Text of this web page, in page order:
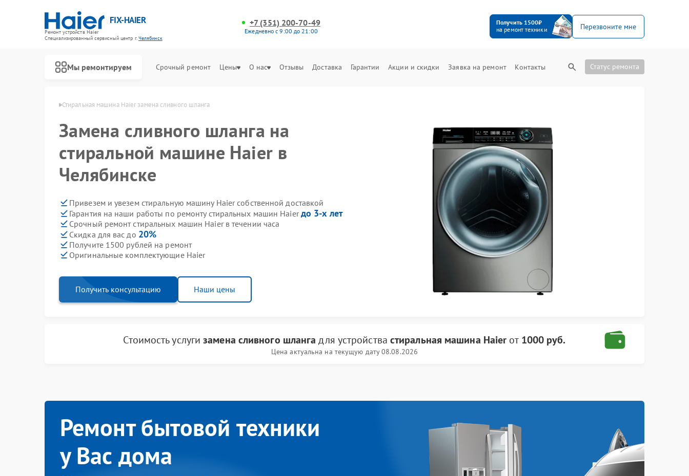
FIX-HAIER
Ремонт устройств Haier
Специализированный cервисный центр г.Челябинск
+7 (351) 200-70-49
Ежедневно с 9:00 до 21:00
Получить 1500₽
на ремонт техники
Перезвоните мне
Мы ремонтируем Срочный ремонт Цены О нас Отзывы Доставка Гарантии Акции и скидки Заявка на ремонт Контакты Статус ремонта
Стиральная машина Haier замена сливного шланга
Замена сливного шланга на
стиральной машине Haier в
Челябинске
Привезем и увезем стиральную машину Haier собственной доставкой
Гарантия на наши работы по ремонту стиральных машин Haierдо 3-х лет
Срочный ремонт стиральных машин Haier в течении часа
Скидка для вас до 20%
Получите 1500 рублей на ремонт
Оригинальные комплектующие Haier
Получить консультацию Наши цены
Стоимость услугизамена сливного шланга для устройства стиральная машина Haier от 1000 руб.
Цена актуальна на текущую дату 08.08.2026
Ремонт бытовой техники
у Вас дома